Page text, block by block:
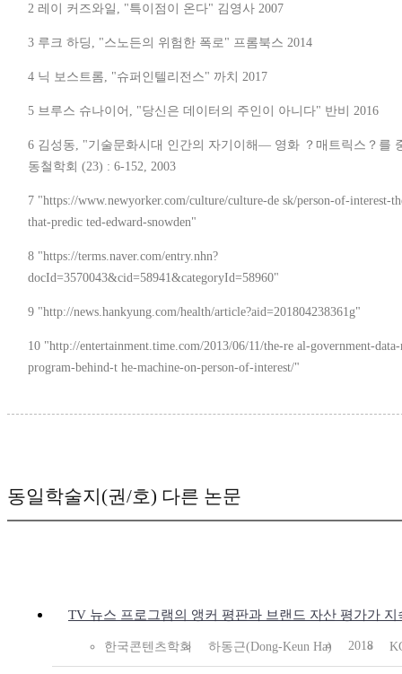
2 레이 커즈와일, "특이점이 온다" 김영사 2007
3 루크 하딩, "스노든의 위험한 폭로" 프롬북스 2014
4 닉 보스트롬, "슈퍼인텔리전스" 까치 2017
5 브루스 슈나이어, "당신은 데이터의 주인이 아니다" 반비 2016
6 김성동, "기술문화시대 인간의 자기이해― 영화 ？매트릭스？를
동철학회 (23) : 6-152, 2003
7 "https://www.newyorker.com/culture/culture-de sk/person-of-interest-
that-predic ted-edward-snowden"
8 "https://terms.naver.com/entry.nhn?
docId=3570043&cid=58941&categoryId=58960"
9 "http://news.hankyung.com/health/article?aid=201804238361g"
10 "http://entertainment.time.com/2013/06/11/the-re al-government-
program-behind-t he-machine-on-person-of-interest/"
동일학술지(권/호) 다른 논문
TV 뉴스 프로그램의 앵커 평판과 브랜드 자산 평가가
한국콘텐츠학회 하동근(Dong-Keun Ha) 2018